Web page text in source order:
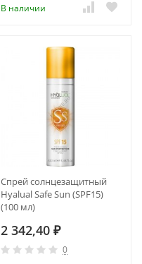
В наличии
Спрей солнцезащитный
Hyalual Safe Sun (SPF15)
(100 мл)
2 342,40 ₽
0